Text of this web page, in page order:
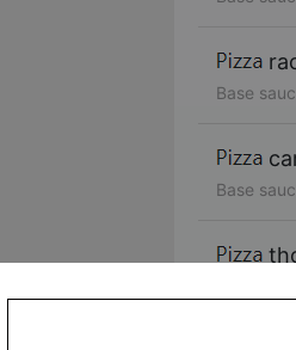
Base
Base